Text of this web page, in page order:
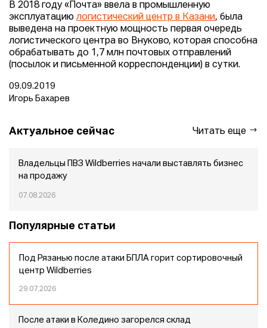
В 2018 году «Почта» ввела в промышленную
эксплуатацию логистический центр в Казани, была
выведена на проектную мощность первая очередь
логистического центра во Внуково, которая способна
обрабатывать до 1,7 млн почтовых отправлений
(посылок и письменной корреспонденции) в сутки.
09.09.2019
Игорь Бахарев
Актуальное сейчас Читать еще
Владельцы ПВЗ Wildberries начали выставлять бизнес
на продажу
07.08.2026
Популярные статьи
Под Рязанью после атаки БПЛА горит сортировочный
центр Wildberries
29.07.2026
После атаки в Коледино загорелся склад